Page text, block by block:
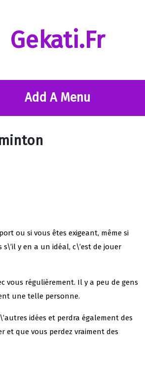
Gekati.fr
Add A Menu
ou si vous êtes exigeant, même si
y en a un idéal, c\’est de jouer
vous régulièrement. Il y a peu de gens
une telle personne.
idées et perdra également des
et que vous perdez vraiment des